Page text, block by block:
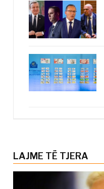
LAJME TË TJERA